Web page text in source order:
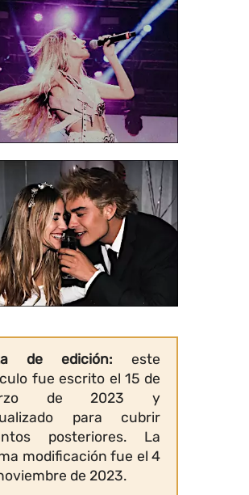
de edición: este
fue escrito el15 de
de 2023 y
para cubrir
posteriores. La
modificación fue el 4
de 2023.